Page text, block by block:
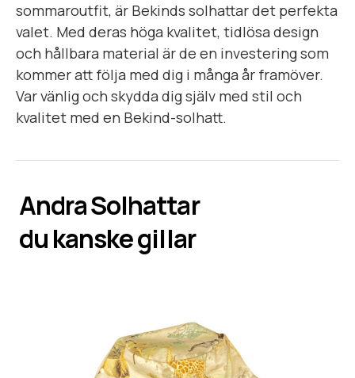
sommaroutfit, är Bekinds solhattar det perfekta
valet. Med deras höga kvalitet, tidlösa design
och hållbara material är de en investering som
kommer att följa med dig i många år framöver.
Var vänlig och skydda dig själv med stil och
kvalitet med en Bekind-solhatt.
AndraSolhattar
du kanske gillar